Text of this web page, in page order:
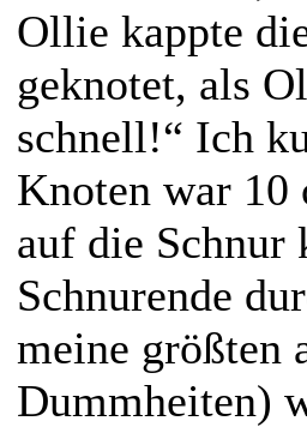
Ollie kappte
geknotet, als
schnell!“ Ich
Knoten war 10
auf die Schnur
Schnurende
meine größten
Dummheiten)